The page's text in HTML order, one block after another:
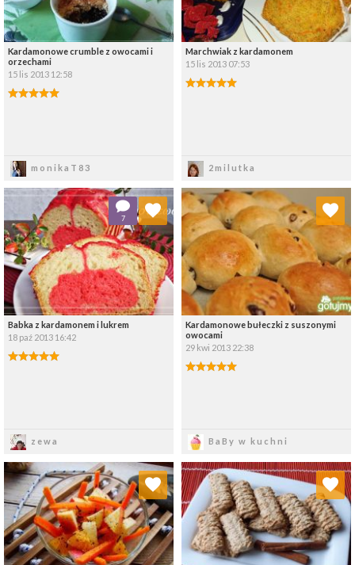
Kardamonowe crumble z owocami i
orzechami
15 lis 2013 12:58
monikaT83
Marchwiak z kardamonem
15 lis 2013 07:53
2milutka
Babka z kardamonem i lukrem
18 paź 2013 16:42
zewa
7
Dodaj do ulubionych
Wybierz listę:
Kardamonowe bułeczki z suszonymi
owocami
29 kwi 2013 22:38
BaBy w kuchni
Dodaj do ulubionych
Wybierz listę:
Dodaj do ulubionych
Wybierz listę:
Dodaj do ulubionych
Wybierz listę: